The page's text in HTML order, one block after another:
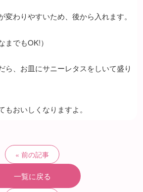
わりやすいため、後から入れます。
もOK!）
、お皿にサニーレタスをしいて盛り
おいしくなりますよ。
前の記事
一覧に戻る